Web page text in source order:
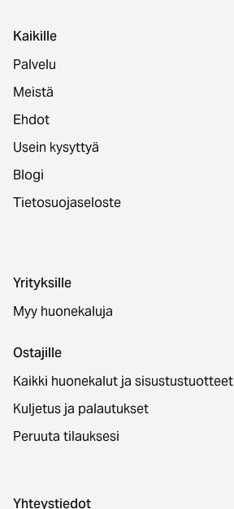
Kaikille
Palvelu
Meistä
Ehdot
Usein kysyttyä
Blogi
Tietosuojaseloste
Yrityksille
Myy huonekaluja
Ostajille
Kaikki huonekalut ja sisustustuotteet
Kuljetus ja palautukset
Peruuta tilauksesi
Yhteystiedot